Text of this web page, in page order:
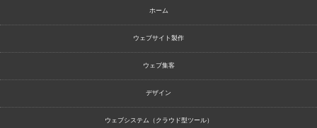
ホーム
ウェブサイト製作
ウェブ集客
デザイン
ウェブシステム（クラウド型ツール）